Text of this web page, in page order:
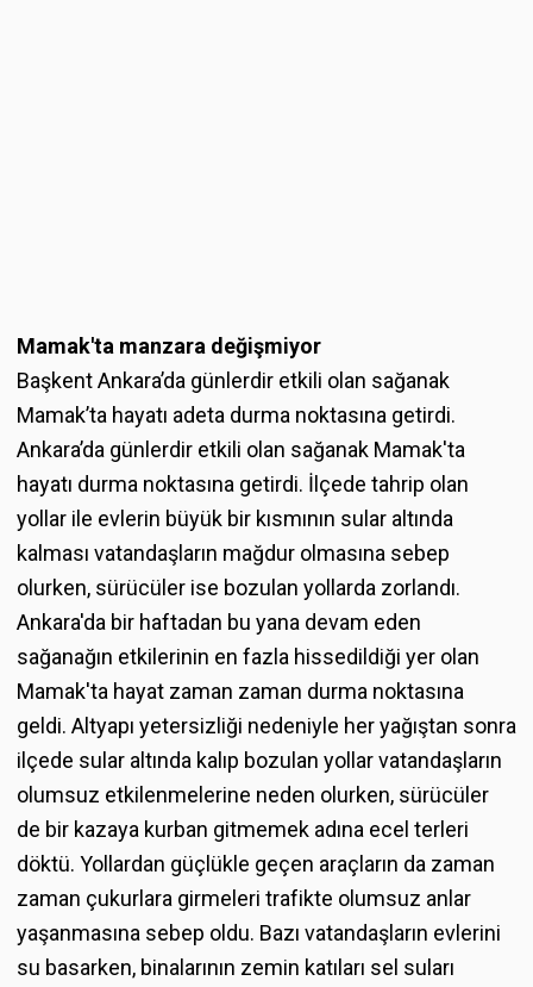
Mamak'ta manzara değişmiyor
Başkent Ankara’da günlerdir etkili olan sağanak
Mamak’ta hayatı adeta durma noktasına getirdi.
Ankara’da günlerdir etkili olan sağanak Mamak'ta
hayatı durma noktasına getirdi. İlçede tahrip olan
yollar ile evlerin büyük bir kısmının sular altında
kalması vatandaşların mağdur olmasına sebep
olurken, sürücüler ise bozulan yollarda zorlandı.
Ankara'da bir haftadan bu yana devam eden
sağanağın etkilerinin en fazla hissedildiği yer olan
Mamak'ta hayat zaman zaman durma noktasına
geldi. Altyapı yetersizliği nedeniyle her yağıştan sonra
ilçede sular altında kalıp bozulan yollar vatandaşların
olumsuz etkilenmelerine neden olurken, sürücüler
de bir kazaya kurban gitmemek adına ecel terleri
döktü. Yollardan güçlükle geçen araçların da zaman
zaman çukurlara girmeleri trafikte olumsuz anlar
yaşanmasına sebep oldu. Bazı vatandaşların evlerini
su basarken, binalarının zemin katıları sel suları